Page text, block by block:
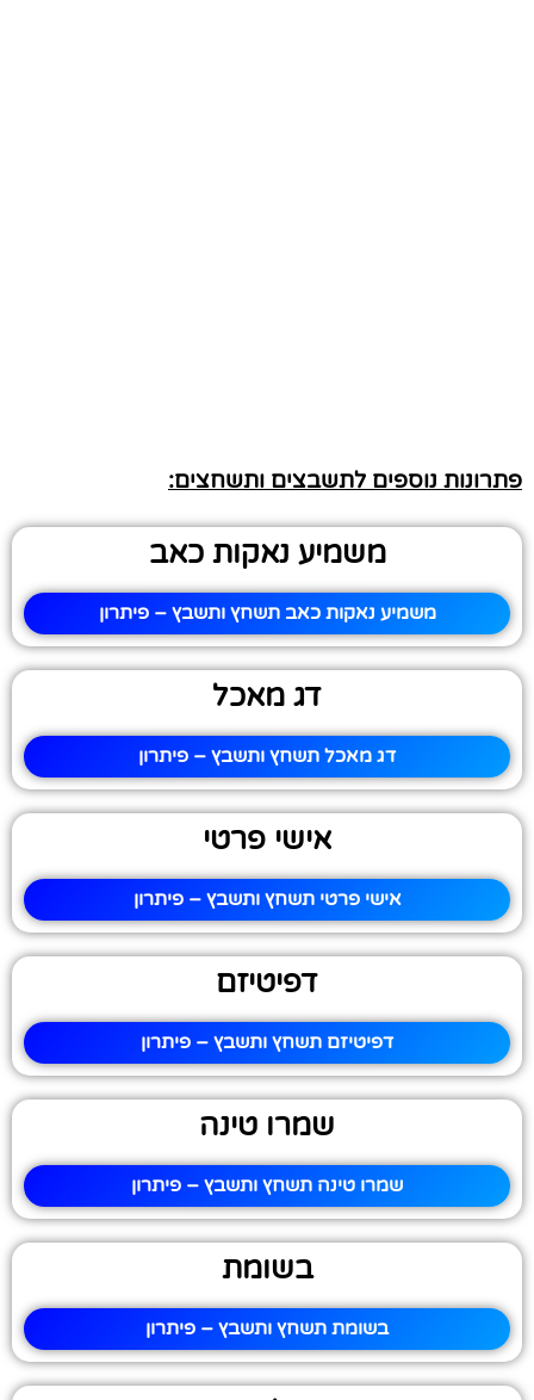
פתרונות נוספים לתשבצים ותשחצים:
משמיע נאקות כאב
משמיע נאקות כאב תשחץ ותשבץ – פיתרון
דג מאכל
דג מאכל תשחץ ותשבץ – פיתרון
אישי פרטי
אישי פרטי תשחץ ותשבץ – פיתרון
דפיטיזם
דפיטיזם תשחץ ותשבץ – פיתרון
שמרו טינה
שמרו טינה תשחץ ותשבץ – פיתרון
בשומת
בשומת תשחץ ותשבץ – פיתרון